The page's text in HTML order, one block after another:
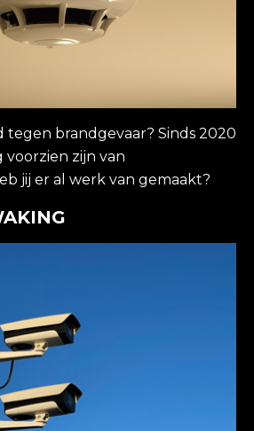
tegen brandgevaar? Sinds 2020
zijn van
jij er al werk van gemaakt?